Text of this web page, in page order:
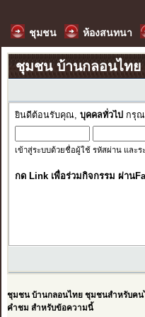
ชุมชน ห้องสนทนา
ชุมชน บ้านกลอนไท
ยินดีต้อนรับคุณ, บุคคลทั่วไป กรุณ
เข้าสู่ระบบด้วยชื่อผู้ใช้ รหัสผ่าน และร
กด Link เพื่อร่วมกิจกรรม ผ่าน
ชุมชน บ้านกลอนไทย ชุมชนสำหรับคน
คำชม สำหรับข้อความนี้